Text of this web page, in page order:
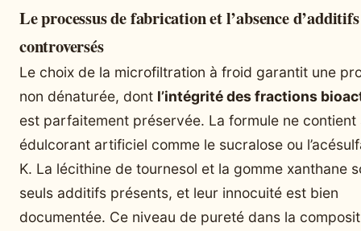
Le processus de fabrication et l’absence d’additifs
controversés
Le choix de la microfiltration à froid garantit une
non dénaturée, dont l’intégrité des fractions
est parfaitement préservée. La formule ne contient
édulcorant artificiel comme le sucralose ou
K. La lécithine de tournesol et la gomme xanthane
seuls additifs présents, et leur innocuité est bien
documentée. Ce niveau de pureté dans la